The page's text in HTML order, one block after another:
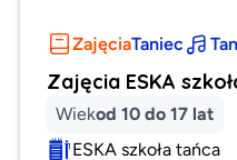
ZajęciaTaniec
Zajęcia ESKA
Wiekod 10 do 17 lat
ESKA szkoła tańca